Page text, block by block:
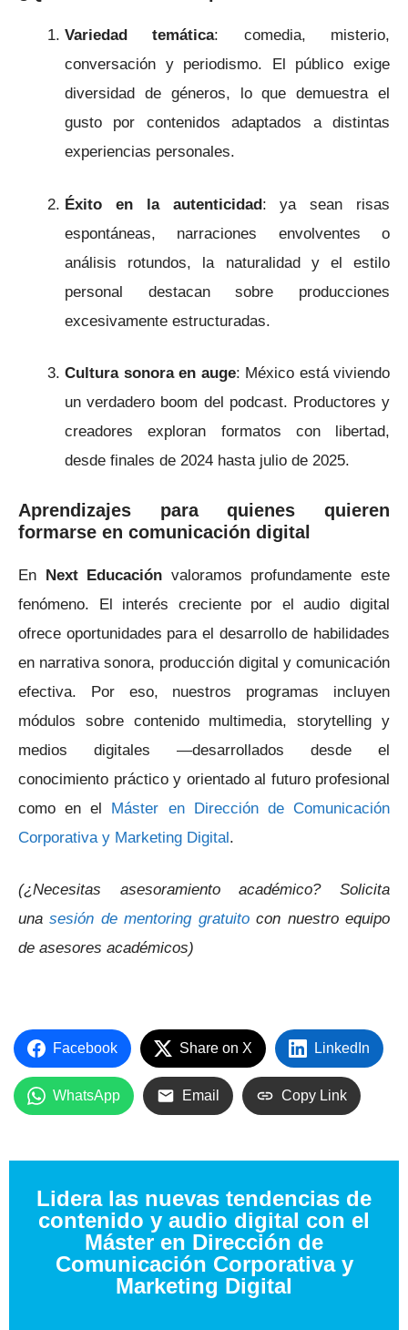
Variedad temática: comedia, misterio,
conversación y periodismo. El público exige
diversidad de géneros, lo que demuestra el
gusto por contenidos adaptados a distintas
experiencias personales.
Éxito en la autenticidad: ya sean risas
espontáneas, narraciones envolventes o
análisis rotundos, la naturalidad y el estilo
personal destacan sobre producciones
excesivamente estructuradas.
Cultura sonora en auge: México está viviendo
un verdadero boom del podcast. Productores y
creadores exploran formatos con libertad,
desde finales de 2024 hasta julio de 2025.
Aprendizajes para quienes quieren
formarse en comunicación digital
En Next Educación valoramos profundamente este
fenómeno. El interés creciente por el audio digital
ofrece oportunidades para el desarrollo de habilidades
en narrativa sonora, producción digital y comunicación
efectiva. Por eso, nuestros programas incluyen
módulos sobre contenido multimedia, storytelling y
medios digitales —desarrollados desde el
conocimiento práctico y orientado al futuro profesional
como en el Máster en Dirección de Comunicación
Corporativa y Marketing Digital.
(¿Necesitas asesoramiento académico? Solicita
unasesión de mentoring gratuitocon nuestro equipo
de asesores académicos)
Facebook Share on X LinkedIn
WhatsApp Email Copy Link
Lidera las nuevas tendencias de
contenido y audio digital con el
Máster en Dirección de
Comunicación Corporativa y
Marketing Digital